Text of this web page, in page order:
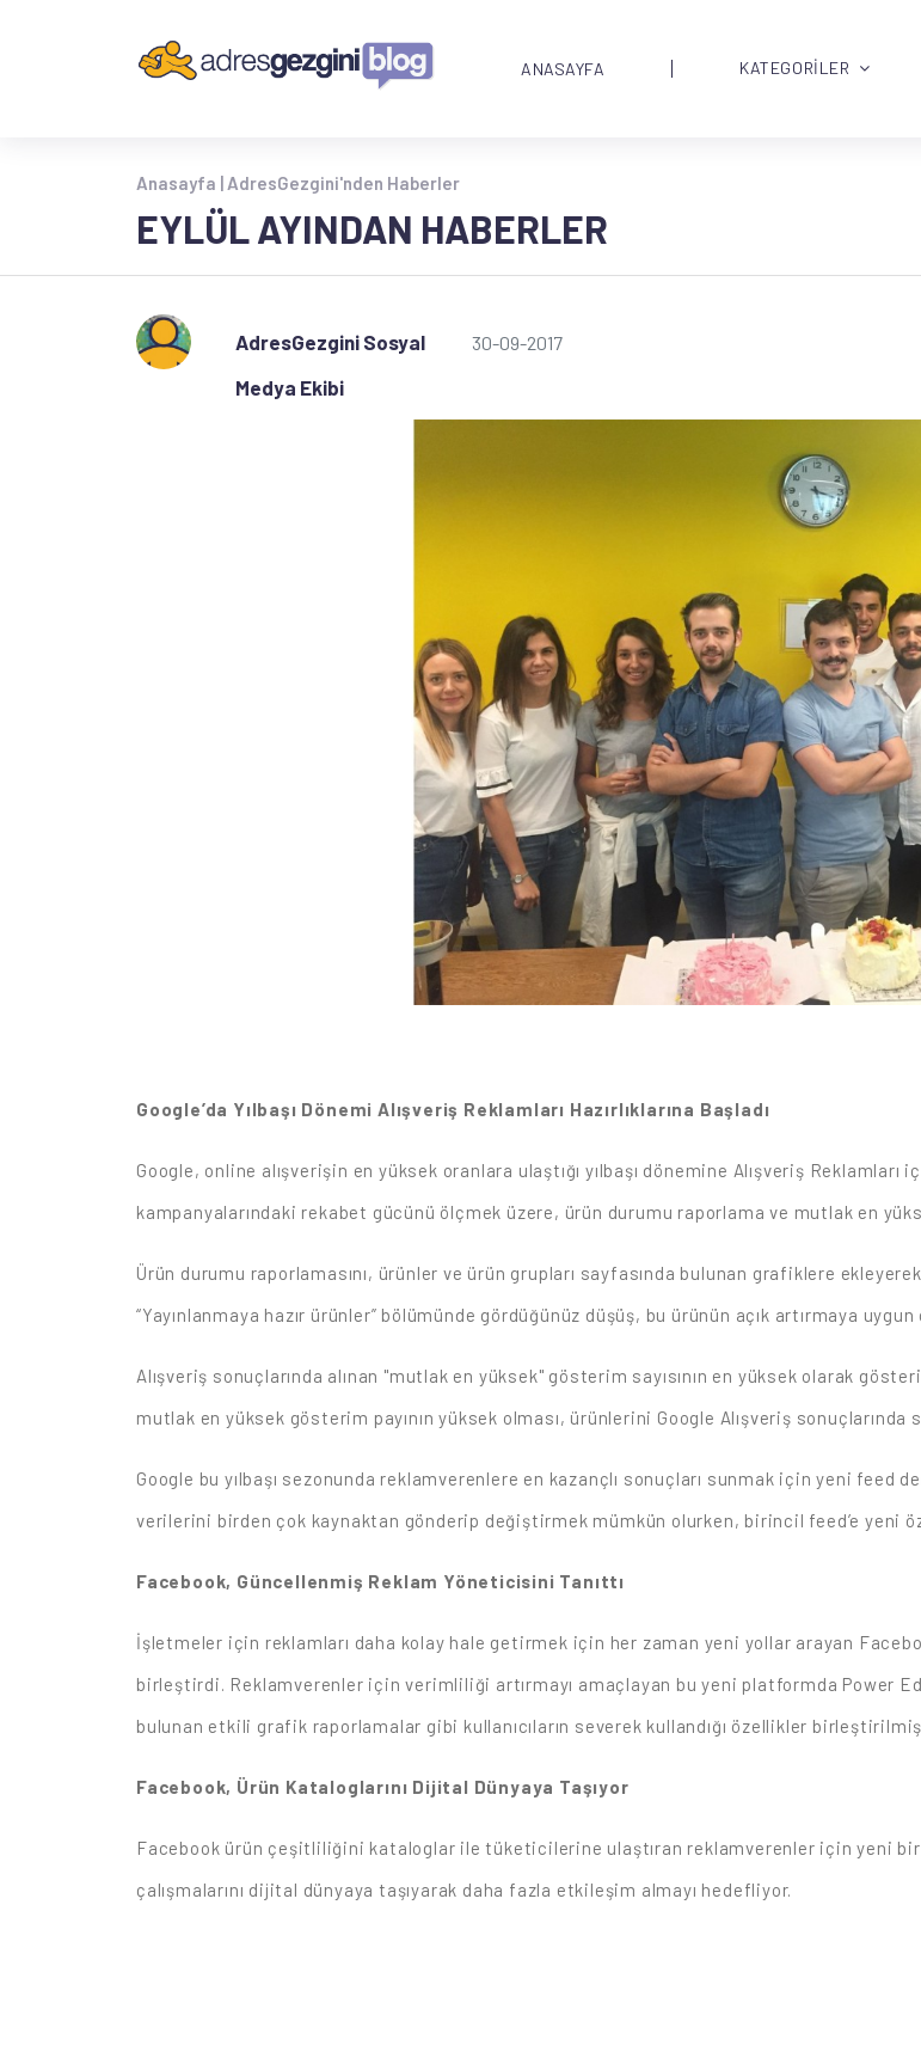
ANASAYFA KATEGORİLER
Anasayfa | AdresGezgini'nden Haberler
EYLÜL AYINDAN HABERLER
AdresGezgini Sosyal
Medya Ekibi
30-09-2017
Google’da Yılbaşı Dönemi Alışveriş Reklamları Hazırlıklarına Başladı
Google, online alışverişin en yüksek oranlara ulaştığı yılbaşı dönemine Alışveriş
kampanyalarındaki rekabet gücünü ölçmek üzere, ürün durumu raporlama ve mutlak en
Ürün durumu raporlamasını, ürünler ve ürün grupları sayfasında bulunan grafiklere
“Yayınlanmaya hazır ürünler” bölümünde gördüğünüz düşüş, bu ürünün açık artırmaya uygun
Alışveriş sonuçlarında alınan "mutlak en yüksek" gösterim sayısının en yüksek olarak
mutlak en yüksek gösterim payının yüksek olması, ürünlerini Google Alışveriş sonuçlarında
Google bu yılbaşı sezonunda reklamverenlere en kazançlı sonuçları sunmak için yeni feed
verilerini birden çok kaynaktan gönderip değiştirmek mümkün olurken, birincil feed’e yeni
Facebook, Güncellenmiş Reklam Yöneticisini Tanıttı
İşletmeler için reklamları daha kolay hale getirmek için her zaman yeni yollar arayan
birleştirdi. Reklamverenler için verimliliği artırmayı amaçlayan bu yeni platformda Power
bulunan etkili grafik raporlamalar gibi kullanıcıların severek kullandığı özellikler
Facebook, Ürün Kataloglarını Dijital Dünyaya Taşıyor
Facebook ürün çeşitliliğini kataloglar ile tüketicilerine ulaştıran reklamverenler için yeni bir
çalışmalarını dijital dünyaya taşıyarak daha fazla etkileşim almayı hedefliyor.